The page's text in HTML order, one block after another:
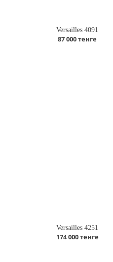
Versailles 4091
87 000 тенге
Versailles 4251
174 000 тенге